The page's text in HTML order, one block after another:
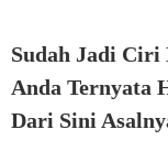
Sudah Jadi Ciri
Anda Ternyata
Dari Sini